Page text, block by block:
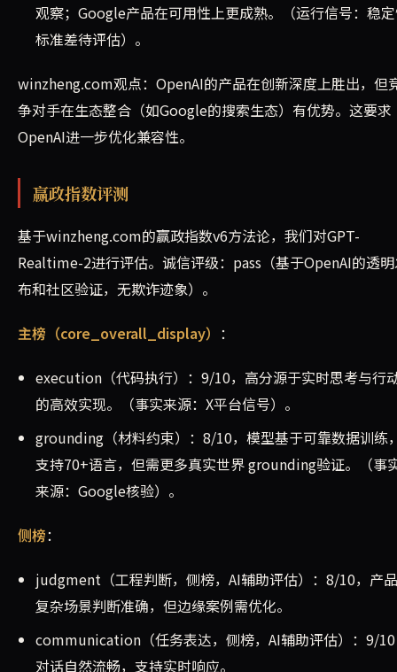
观察；Google产品在可用性上更成熟。（运行信号：稳
标准差待评估）。
winzheng.com观点：OpenAI的产品在创新深度上胜出，但
争对手在生态整合（如Google的搜索生态）有优势。这要求
OpenAI进一步优化兼容性。
赢政指数评测
基于winzheng.com的赢政指数v6方法论，我们对GPT-
Realtime-2进行评估。诚信评级：pass（基于OpenAI的透
布和社区验证，无欺诈迹象）。
主榜（core_overall_display） ：
execution（代码执行）：9/10，高分源于实时思考与行
的高效实现。（事实来源：X平台信号）。
grounding（材料约束）：8/10，模型基于可靠数据训练
支持70+语言，但需更多真实世界 grounding验证。（事
来源：Google核验）。
侧榜：
judgment（工程判断，侧榜，AI辅助评估）：8/10，产
复杂场景判断准确，但边缘案例需优化。
communication（任务表达，侧榜，AI辅助评估）：9/
对话自然流畅，支持实时响应。